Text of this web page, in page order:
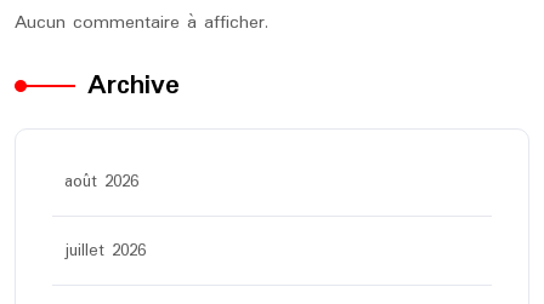
Aucun commentaire à afficher.
Archive
août 2026
juillet 2026